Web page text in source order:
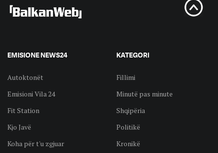
EMISIONE NEWS24
Autoktonët
Emisioni Vila 24
Fit Station
Kjo Javë
Koha për t'u zgjuar
KATEGORI
Fillimi
Minutë pas minute
Shqipëria
Politikë
Kronikë